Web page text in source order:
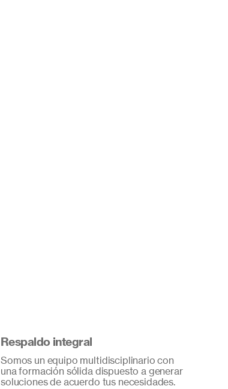
Respaldo integral
Somos un equipo multidisciplinario con
una formación sólida dispuesto a generar
soluciones de acuerdo tus necesidades.